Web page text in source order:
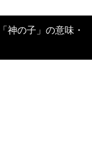
「神の子」の意味・